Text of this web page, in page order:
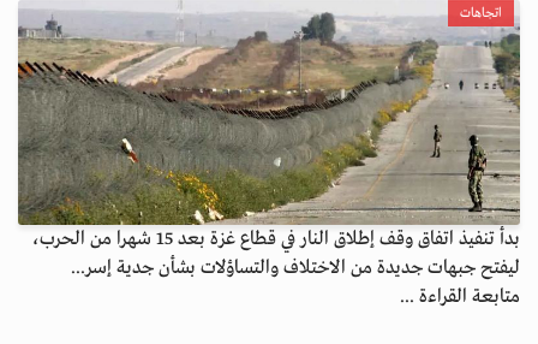
اتجاهات
بدأ تنفيذ اتفاق وقف إطلاق النار في قطاع غزة بعد 15 شهرا من الحرب،
ليفتح جبهات جديدة من الاختلاف والتساؤلات بشأن جدية إسر...
متابعة القراءة ...